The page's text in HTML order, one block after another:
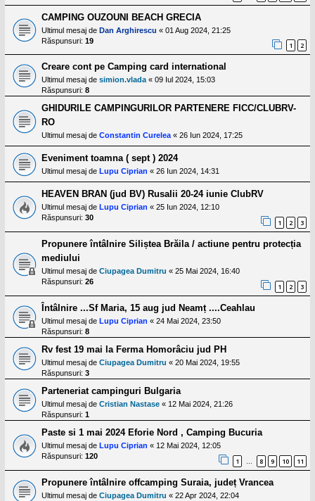
CAMPING OUZOUNI BEACH GRECIA
Ultimul mesaj de Dan Arghirescu « 01 Aug 2024, 21:25
Răspunsuri: 19
1 2
Creare cont pe Camping card international
Ultimul mesaj de simion.vlada« 09 Iul 2024, 15:03
Răspunsuri: 8
GHIDURILE CAMPINGURILOR PARTENERE FICC/CLUBRV-
RO
Ultimul mesaj de Constantin Curelea« 26 Iun 2024, 17:25
Eveniment toamna ( sept ) 2024
Ultimul mesaj de Lupu Ciprian « 26 Iun 2024, 14:31
HEAVEN BRAN (jud BV) Rusalii 20-24 iunie ClubRV
Ultimul mesaj de Lupu Ciprian « 25 Iun 2024, 12:10
Răspunsuri: 30
1 2 3
Propunere întâlnire Siliștea Brăila / actiune pentru protecția
mediului
Ultimul mesaj de Ciupagea Dumitru « 25 Mai 2024, 16:40
Răspunsuri: 26
1 2 3
Întâlnire ...Sf Maria, 15 aug jud Neamț ....Ceahlau
Ultimul mesaj de Lupu Ciprian « 24 Mai 2024, 23:50
Răspunsuri: 8
Rv fest 19 mai la Ferma Homorâciu jud PH
Ultimul mesaj de Ciupagea Dumitru « 20 Mai 2024, 19:55
Răspunsuri: 3
Parteneriat campinguri Bulgaria
Ultimul mesaj de Cristian Nastase « 12 Mai 2024, 21:26
Răspunsuri: 1
Paste si 1 mai 2024 Eforie Nord , Camping Bucuria
Ultimul mesaj de Lupu Ciprian « 12 Mai 2024, 12:05
Răspunsuri: 120
1 … 8 9 10 11
Propunere întâlnire offcamping Suraia, județ Vrancea
Ultimul mesaj de Ciupagea Dumitru « 22 Apr 2024, 22:04